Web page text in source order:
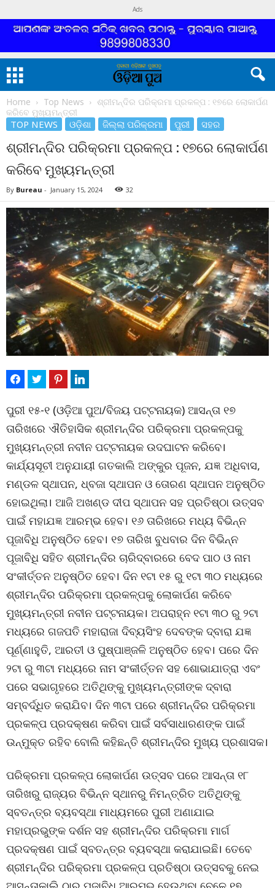
Ads
Home Top News
ଶ୍ରୀମନ୍ଦିର ପରିକ୍ରମା ପ୍ରକଳ୍ପ : ୧୭ରେ ଲୋକାର୍ପଣ
କରିବେ ମୁଖ୍ୟମନ୍ତ୍ରୀ
TOP NEWS ଓଡ଼ିଶା ଜିଲ୍ଲା ପରିକ୍ରମା ପୁରୀ ସହର
ଶ୍ରୀମନ୍ଦିର ପରିକ୍ରମା ପ୍ରକଳ୍ପ : ୧୭ରେ ଲୋକାର୍ପଣ
କରିବେ ମୁଖ୍ୟମନ୍ତ୍ରୀ
By Bureau - January 15, 2024 32
ପୁରୀ ୧୫-୧ (ଓଡ଼ିଆ ପୁଅ/ବିଜୟ ପଟ୍ଟନାୟକ) ଆସନ୍ତା ୧୭
ତାରିଖରେ ଐତିହାସିକ ଶ୍ରୀମନ୍ଦିର ପରିକ୍ରମା ପ୍ରକଳ୍ପକୁ
ମୁଖ୍ୟମନ୍ତ୍ରୀ ନବୀନ ପଟ୍ଟନାୟକ ଉଦଘାଟନ କରିବେ।
କାର୍ଯ୍ୟସୂଚୀ ଅନୁଯାୟୀ ଗତକାଲି ଅଙ୍କୁର ପୂଜନ, ଯଜ୍ଞ ଅଧିବାସ,
ମଣ୍ଡଳ ସ୍ଥାପନ, ଧ୍ବଜା ସ୍ଥାପନ ଓ ତୋରଣ ସ୍ଥାପନ ଅନୁଷ୍ଠିତ
ହୋଇଥିଲା। ଆଜି ଅଖଣ୍ଡ ଦୀପ ସ୍ଥାପନ ସହ ପ୍ରତିଷ୍ଠା ଉତ୍ସବ
ପାଇଁ ମହାଯଜ୍ଞ ଆରମ୍ଭ ହେବ। ୧୬ ତାରିଖରେ ମଧ୍ୟ ବିଭିନ୍ନ
ପୂଜାବିଧି ଅନୁଷ୍ଠିତ ହେବ। ୧୭ ତାରିଖ ବୁଧବାର ଦିନ ବିଭିନ୍ନ
ପୂଜାବିଧି ସହିତ ଶ୍ରୀମନ୍ଦିର ଚାରିଦ୍ବାରରେ ବେଦ ପାଠ ଓ ନାମ
ସଂକୀର୍ତ୍ତନ ଅନୁଷ୍ଠିତ ହେବ। ଦିନ ୧ଟା ୧୫ ରୁ ୧ଟା ୩୦ ମଧ୍ୟରେ
ଶ୍ରୀମନ୍ଦିର ପରିକ୍ରମା ପ୍ରକଳ୍ପକୁ ଲୋକାର୍ପଣ କରିବେ
ମୁଖ୍ୟମନ୍ତ୍ରୀ ନବୀନ ପଟ୍ଟନାୟକ। ଅପରାହ୍ନ ୧ଟା ୩୦ ରୁ ୨ଟା
ମଧ୍ୟରେ ଗଜପତି ମହାରାଜା ଦିବ୍ୟସିଂହ ଦେବଙ୍କ ଦ୍ବାରା ଯଜ୍ଞ
ପୂର୍ଣ୍ଣାହୁତି, ଆରତୀ ଓ ପୁଷ୍ପାଞ୍ଜଳି ଅନୁଷ୍ଠିତ ହେବ। ପରେ ଦିନ
୨ଟା ରୁ ୩ଟା ମଧ୍ୟରେ ନାମ ସଂକୀର୍ତ୍ତନ ସହ ଶୋଭାଯାତ୍ରା ଏବଂ
ପରେ ସଭାଗୃହରେ ଅତିଥିଙ୍କୁ ମୁଖ୍ୟମନ୍ତ୍ରୀଙ୍କ ଦ୍ବାରା
ସମ୍ବର୍ଦ୍ଧିତ କରାଯିବ। ଦିନ ୩ଟା ପରେ ଶ୍ରୀମନ୍ଦିର ପରିକ୍ରମା
ପ୍ରକଳ୍ପ ପ୍ରଦକ୍ଷଣ କରିବା ପାଇଁ ସର୍ବସାଧାରଣଙ୍କ ପାଇଁ
ଉନ୍ମୁକ୍ତ ରହିବ ବୋଲି କହିଛନ୍ତି ଶ୍ରୀମନ୍ଦିର ମୁଖ୍ୟ ପ୍ରଶାସକ।
ପରିକ୍ରମା ପ୍ରକଳ୍ପ ଲୋକାର୍ପଣ ଉତ୍ସବ ପରେ ଆସନ୍ତା ୧୮
ତାରିଖରୁ ରାଜ୍ୟର ବିଭିନ୍ନ ସ୍ଥାନରୁ ନିମନ୍ତ୍ରିତ ଅତିଥିଙ୍କୁ
ସ୍ବତନ୍ତ୍ର ବ୍ୟବସ୍ଥା ମାଧ୍ୟମରେ ପୁରୀ ଅଣାଯାଇ
ମହାପ୍ରଭୁଙ୍କ ଦର୍ଶନ ସହ ଶ୍ରୀମନ୍ଦିର ପରିକ୍ରମା ମାର୍ଗ
ପ୍ରଦକ୍ଷଣ ପାଇଁ ସ୍ବତନ୍ତ୍ର ବ୍ୟବସ୍ଥା କରାଯାଇଛି। ତେବେ
ଶ୍ରୀମନ୍ଦିର ପରିକ୍ରମା ପ୍ରକଳ୍ପ ପ୍ରତିଷ୍ଠା ଉତ୍ସବକୁ ନେଇ